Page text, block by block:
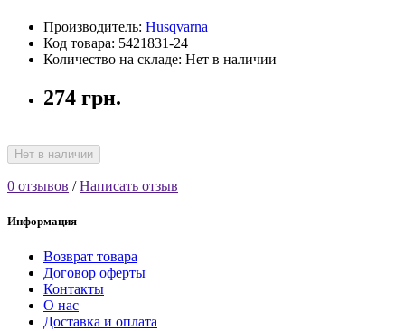
Производитель: Husqvarna
Код товара: 5421831-24
Количество на складе: Нет в наличии
274 грн.
Нет в наличии
0 отзывов /Написать отзыв
Информация
Возврат товара
Договор оферты
Контакты
О нас
Доставка и оплата